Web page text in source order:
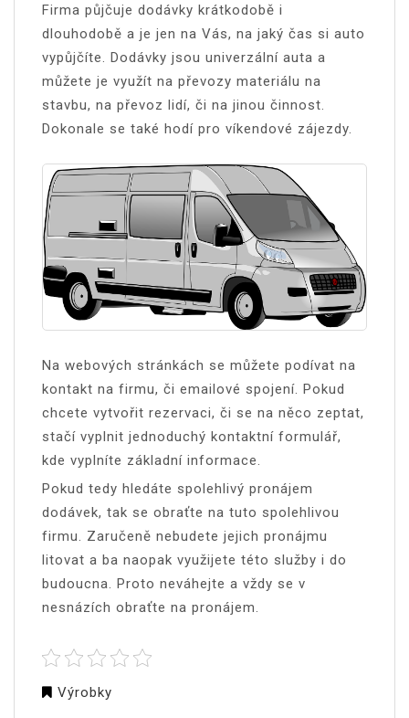
Firma půjčuje dodávky krátkodobě i
dlouhodobě a je jen na Vás, na jaký čas si auto
vypůjčíte. Dodávky jsou univerzální auta a
můžete je využít na převozy materiálu na
stavbu, na převoz lidí, či na jinou činnost.
Dokonale se také hodí pro víkendové zájezdy.
Na webových stránkách se můžete podívat na
kontakt na firmu, či emailové spojení. Pokud
chcete vytvořit rezervaci, či se na něco zeptat,
stačí vyplnit jednoduchý kontaktní formulář,
kde vyplníte základní informace.
Pokud tedy hledáte spolehlivý pronájem
dodávek, tak se obraťte na tuto spolehlivou
firmu. Zaručeně nebudete jejich pronájmu
litovat a ba naopak využijete této služby i do
budoucna. Proto neváhejte a vždy se v
nesnázích obraťte na pronájem.
Výrobky